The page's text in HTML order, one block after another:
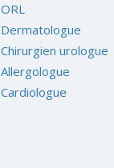
ORL
Dermatologue
Chirurgien urologue
Allergologue
Cardiologue